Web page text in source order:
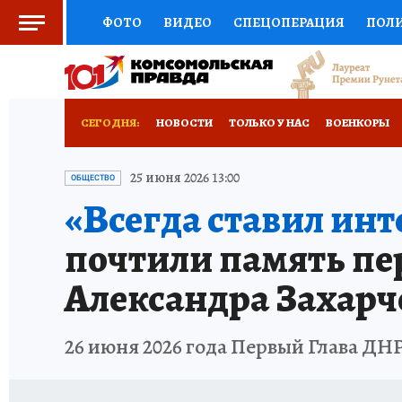
ФОТО ВИДЕО СПЕЦОПЕРАЦИЯ
СОЦПОДДЕРЖКА НАУКА СПОРТ
СЕГОДНЯ: НОВОСТИ ТОЛЬКО У НАС ВОЕНКОРЫ
НОВОРОССИЯ
ОБЩЕСТВО 25 июня 2026 13:00
«Всегда ставил
почтили память
Александра
26 июня 2026 года Первый Глава